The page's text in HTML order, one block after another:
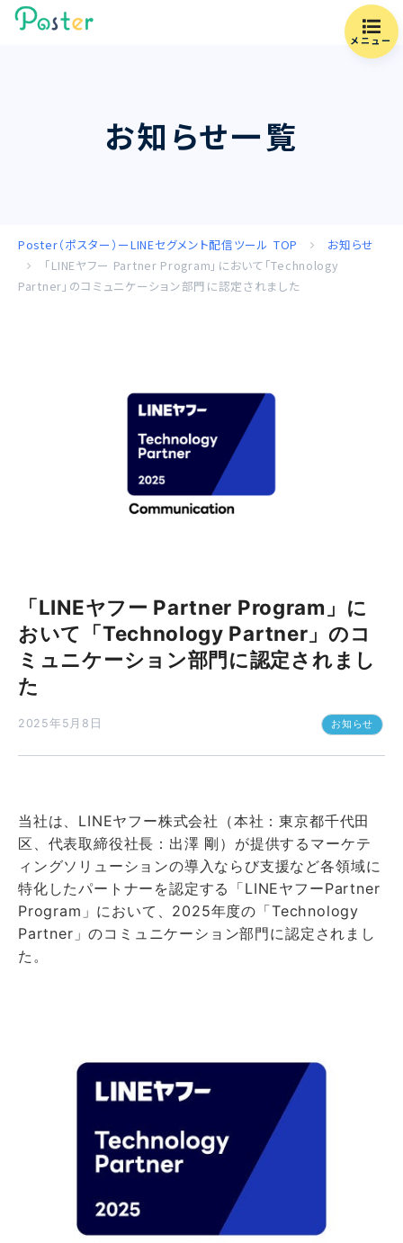
メニュー
お知らせ一覧
Poster（ポスター）ーLINEセグメント配信ツール TOP
お知らせ
「LINEヤフー Partner Program」において「Technology
Partner」のコミュニケーション部門に認定されました
「LINEヤフー Partner Program」に
おいて「Technology Partner」のコ
ミュニケーション部門に認定されまし
た
2025年5月8日 お知らせ
当社は、LINEヤフー株式会社（本社：東京都千代田
区、代表取締役社長：出澤 剛）が提供するマーケテ
ィングソリューションの導入ならび支援など各領域に
特化したパートナーを認定する「LINEヤフーPartner
Program」において、2025年度の「Technology
Partner」のコミュニケーション部門に認定されまし
た。